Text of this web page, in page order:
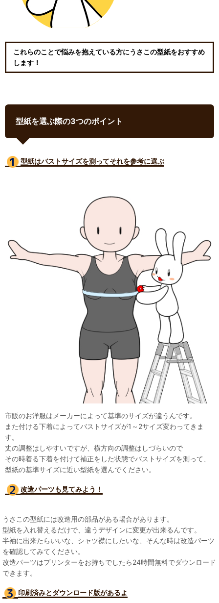
これらのことで悩みを抱えている方にうさこの型紙をおすすめ
します！
型紙を選ぶ際の3つのポイント
型紙はバストサイズを測ってそれを参考に選ぶ
市販のお洋服はメーカーによって基準のサイズが違うんです。
また付ける下着によってバストサイズが1～2サイズ変わってきま
す。
丈の調整はしやすいですが、横方向の調整はしづらいので
その時着る下着を付けて補正をした状態でバストサイズを測って、
型紙の基準サイズに近い型紙を選んでください。
改造パーツも見てみよう！
うさこの型紙には改造用の部品がある場合があります。
型紙を入れ替えるだけで、違うデザインに変更が出来るんです。
半袖に出来たらいいな、シャツ襟にしたいな、そんな時は改造パーツ
を確認してみてください。
改造パーツはプリンターをお持ちでしたら24時間無料でダウンロード
できます。
印刷済みとダウンロード版があるよ